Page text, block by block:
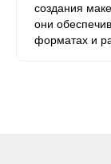
создания
они
форматах и